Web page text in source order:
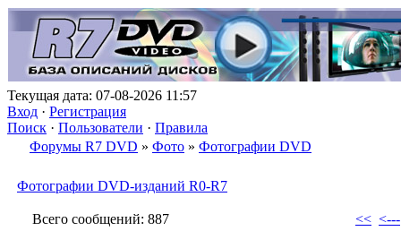
Текущая дата: 07-08-2026 11:57
Вход · Регистрация
Поиск · Пользователи · Правила
Форумы R7 DVD » Фото » Фотографии DVD
Фотографии DVD-изданий R0-R7
Всего сообщений: 887 << <---